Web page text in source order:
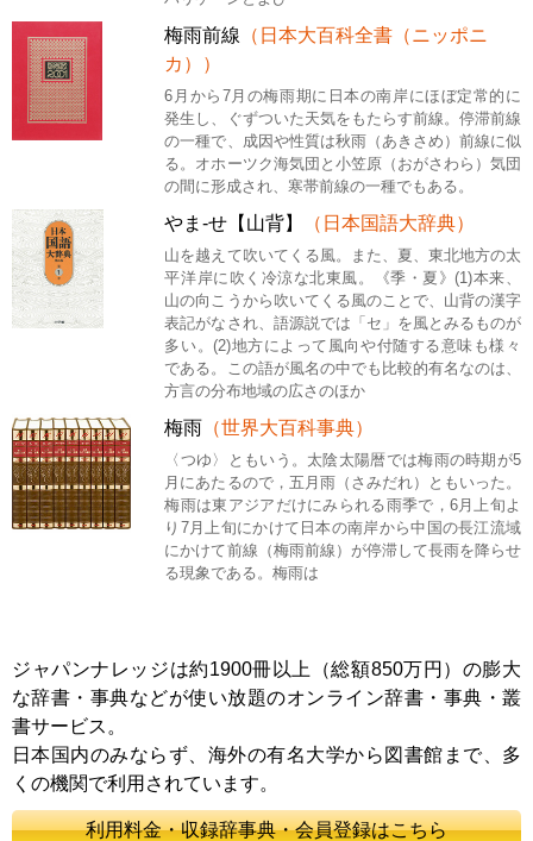
梅雨前線 （日本大百科全書（ニッポニ
カ））
6月から7月の梅雨期に日本の南岸にほぼ定常的に
発生し、ぐずついた天気をもたらす前線。停滞前線
の一種で、成因や性質は秋雨（あきさめ）前線に似
る。オホーツク海気団と小笠原（おがさわら）気団
の間に形成され、寒帯前線の一種でもある。
やま‐せ【山背】 （日本国語大辞典）
山を越えて吹いてくる風。また、夏、東北地方の太
平洋岸に吹く冷涼な北東風。《季・夏》(1)本来、
山の向こうから吹いてくる風のことで、山背の漢字
表記がなされ、語源説では「セ」を風とみるものが
多い。(2)地方によって風向や付随する意味も様々
である。この語が風名の中でも比較的有名なのは、
方言の分布地域の広さのほか
梅雨 （世界大百科事典）
〈つゆ〉ともいう。太陰太陽暦では梅雨の時期が5
月にあたるので，五月雨（さみだれ）ともいった。
梅雨は東アジアだけにみられる雨季で，6月上旬よ
り7月上旬にかけて日本の南岸から中国の長江流域
にかけて前線（梅雨前線）が停滞して長雨を降らせ
る現象である。梅雨は
ジャパンナレッジは約1900冊以上（総額850万円）の膨大
な辞書・事典などが使い放題のオンライン辞書・事典・叢
書サービス。
日本国内のみならず、海外の有名大学から図書館まで、多
くの機関で利用されています。
利用料金・収録辞事典・会員登録はこちら